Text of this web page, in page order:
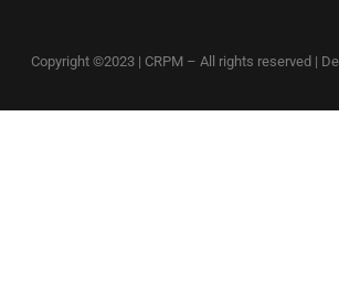
Copyright ©2023 | CRPM – All rights reserved |